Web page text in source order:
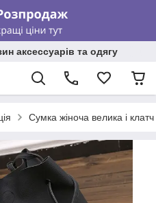
аксессуарів та одягу
Сумка жіноча велика і